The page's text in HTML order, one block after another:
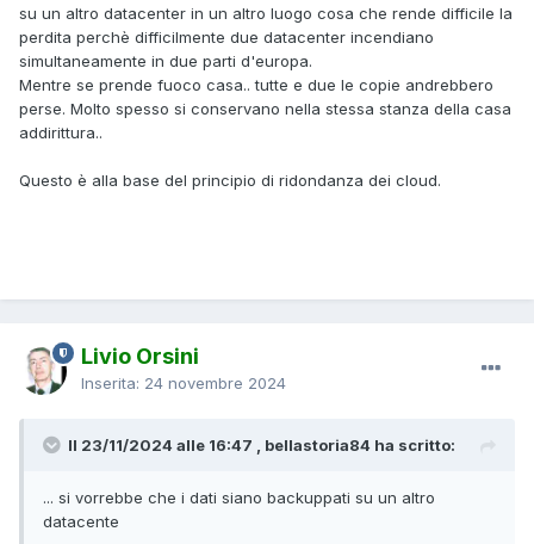
su un altro datacenter in un altro luogo cosa che rende difficile la
perdita perchè difficilmente due datacenter incendiano
simultaneamente in due parti d'europa.
Mentre se prende fuoco casa.. tutte e due le copie andrebbero
perse. Molto spesso si conservano nella stessa stanza della casa
addirittura..
Questo è alla base del principio di ridondanza dei cloud.
Livio Orsini
Inserita: 24 novembre 2024
Il 23/11/2024 alle 16:47 , bellastoria84 ha scritto:
... si vorrebbe che i dati siano backuppati su un altro
datacente